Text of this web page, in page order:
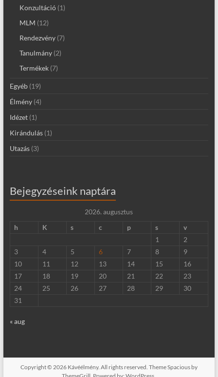
Konzultáció(1)
MLM (12)
Rendezvény(7)
Tanulmány(2)
Termékek(7)
Egyéb(19)
Élmény(4)
Idézet(1)
Kirándulás(1)
Utazás(3)
Bejegyzéseink naptára
2026. augusztus
h
K s c p s
v
1
2
3
4 5 6 7 8
9
10
11 12 13 14 15
16
17
18 19 20 21 22
23
24
25 26 27 28 29
30
31
« aug
Copyright © 2026 Kávéélmény. All rights reserved. ThemeSpaciousby